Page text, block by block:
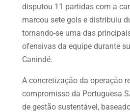
disputou 11 partidas com a
marcou sete gols e distribuiu
tornando-se uma das
ofensivas da equipe durante
Canindé.
A concretização da operação
compromisso da Portuguesa
de gestão sustentável,